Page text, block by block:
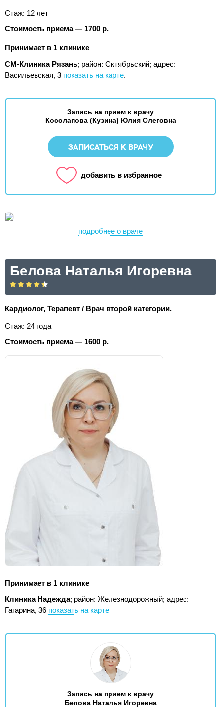
Стаж: 12 лет
Стоимость приема — 1700 р.
Принимает в 1 клинике
СМ-Клиника Рязань; район: Октябрьский; адрес:
Васильевская, 3 показать на карте.
Запись на прием к врачу
Косолапова (Кузина) Юлия Олеговна
ЗАПИСАТЬСЯ К ВРАЧУ
добавить в избранное
подробнее о враче
Белова Наталья Игоревна
Кардиолог, Терапевт / Врач второй категории.
Стаж: 24 года
Стоимость приема — 1600 р.
Принимает в 1 клинике
Клиника Надежда; район: Железнодорожный; адрес:
Гагарина, 36 показать на карте.
Запись на прием к врачу
Белова Наталья Игоревна